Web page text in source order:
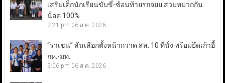
เสริมเด็กนักเรียนขับขี่-ซ้อนท้ายรถจยย.สวมหมวกกัน
น็อค 100%
3:21 pm 06 ส.ค. 2026
“ราเชน” ลั่นเลือกตั้งหน้ากวาด สส. 10 ที่นั่ง พร้อมยึดเก้าอี้
กห.-มท.
3:06 pm 06 ส.ค. 2026